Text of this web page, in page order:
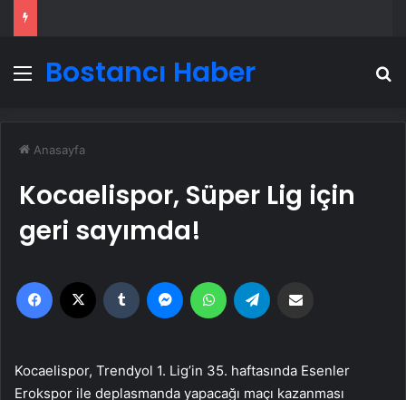
Menü
Bostancı Haber
Anasayfa
Kocaelispor, Süper Lig için
geri sayımda!
Facebook Tumblr MessengerWhatsApp
Kocaelispor, Trendyol 1. Lig’in 35. haftasında Esenler
Erokspor ile deplasmanda yapacağı maçı kazanması